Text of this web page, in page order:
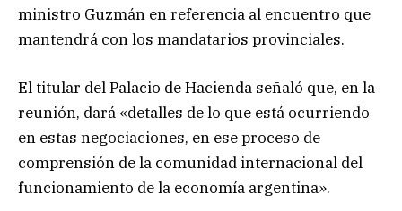
ministro Guzmán en referencia al encuentro que
mantendrá con los mandatarios provinciales.
El titular del Palacio de Hacienda señaló que, en la
reunión, dará «detalles de lo que está ocurriendo
en estas negociaciones, en ese proceso de
comprensión de la comunidad internacional del
funcionamiento de la economía argentina».